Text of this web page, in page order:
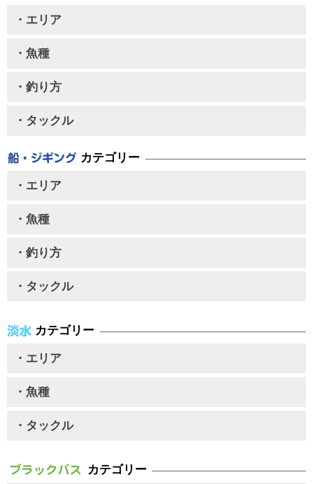
・エリア
・魚種
・釣り方
・タックル
カテゴリー
・エリア
・魚種
・釣り方
・タックル
カテゴリー
・エリア
・魚種
・タックル
カテゴリー